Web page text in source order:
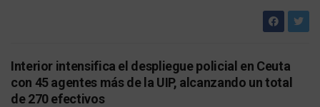
Interior intensifica el despliegue policial en Ceuta
con 45 agentes más de la UIP, alcanzando un total
de 270 efectivos